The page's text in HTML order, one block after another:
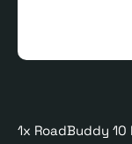
1x RoadBuddy 10